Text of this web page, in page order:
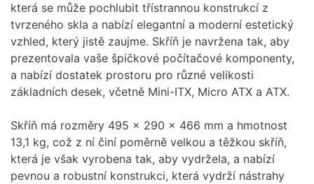
která se může pochlubit třístrannou konstrukcí z
tvrzeného skla a nabízí elegantní a moderní estetický
vzhled, který jistě zaujme. Skříň je navržena tak, aby
prezentovala vaše špičkové počítačové komponenty,
a nabízí dostatek prostoru pro různé velikosti
základních desek, včetně Mini-ITX, Micro ATX a ATX.
Skříň má rozměry 495 x 290 x 466 mm a hmotnost
13,1 kg, což z ní činí poměrně velkou a těžkou skříň,
která je však vyrobena tak, aby vydržela, a nabízí
pevnou a robustní konstrukci, která vydrží nástrahy